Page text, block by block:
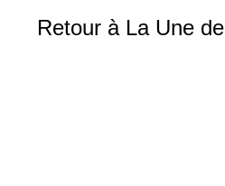
Retour à La Une de